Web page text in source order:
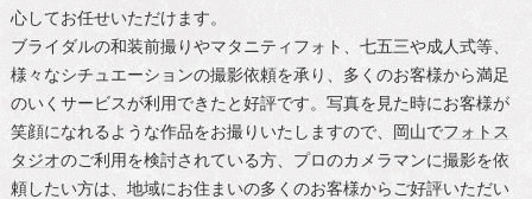
心してお任せいただけます。
ブライダルの和装前撮りやマタニティフォト、七五三や成人式等、
様々なシチュエーションの撮影依頼を承り、多くのお客様から満足
のいくサービスが利用できたと好評です。写真を見た時にお客様が
笑顔になれるような作品をお撮りいたしますので、
岡山でフォトス
タジオのご利用を検討されている方、プロのカメラマンに撮影を依
頼したい方は、地域にお住まいの多くのお客様からご好評いただい